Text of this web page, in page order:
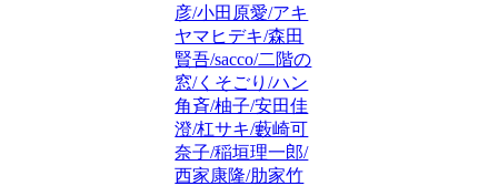
彦/小田原愛/アキ
ヤマヒデキ/森田
賢吾/sacco/二階の
窓/くそごり/ハン
角斉/柚子/安田佳
澄/杠サキ/藪崎可
奈子/稲垣理一郎/
西家康隆/肋家竹